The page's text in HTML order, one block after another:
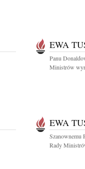
EWA
Panu
Ministrów
EWA
Szanownemu
Rady